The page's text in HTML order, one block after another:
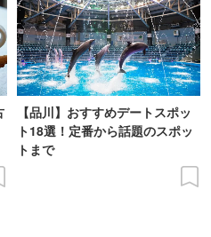
【品川】おすすめデートスポッ
ト18選！定番から話題のスポッ
トまで